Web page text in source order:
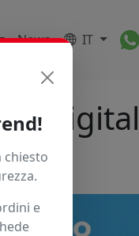
News IT
chiesto
e